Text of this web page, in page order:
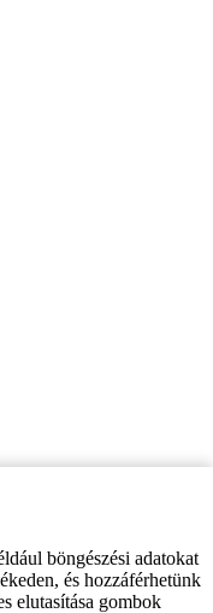
böngészési adatokat
és hozzáférhetünk
elutasítása gombok